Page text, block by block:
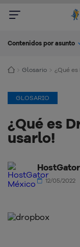
Contenidos por asunto
Glosario ¿Qué
GLOSARIO
¿Qué es
usarlo!
12/05/2022